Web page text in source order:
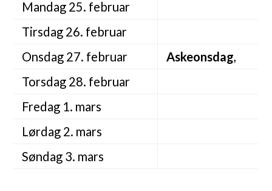
Mandag 25. februar
Tirsdag 26. februar
Onsdag 27. februar
Askeonsdag,
Torsdag 28. februar
Fredag 1. mars
Lørdag 2. mars
Søndag 3. mars